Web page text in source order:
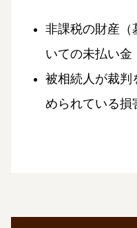
非課税の財産（
いての未払い金
被相続人が裁判
められている損